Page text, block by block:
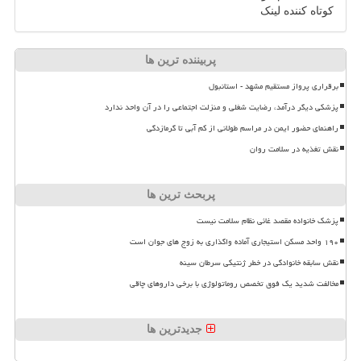
کوتاه کننده لینک
پربیننده ترین ها
برقراری پرواز مستقیم مشهد - استانبول
پزشکی دیگر درآمد، رضایت شغلی و منزلت اجتماعی را در آن واحد ندارد
راهنمای حضور ایمن در مراسم طولانی از کم آبی تا گرمازدگی
نقش تغذیه در سلامت روان
پربحث ترین ها
پزشک خانواده مقصد غائی نظام سلامت نیست
۱۹۰ واحد مسکن استیجاری آماده واگذاری به زوج های جوان است
نقش سابقه خانوادگی در خطر ژنتیکی سرطان سینه
مخالفت شدید یک فوق تخصص روماتولوژی با برخی داروهای چاقی
جدیدترین ها